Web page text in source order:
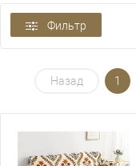
Фильтр
Назад 1